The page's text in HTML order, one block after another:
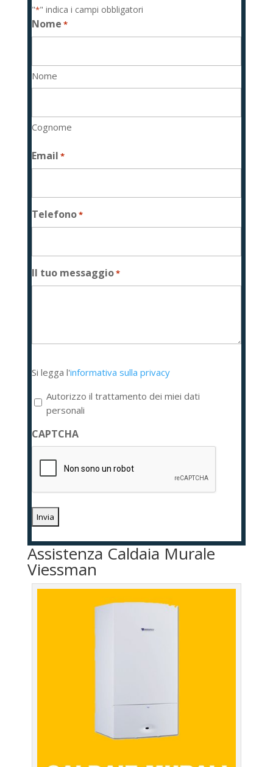
"*" indica i campi obbligatori
Nome *
Nome
Cognome
Email *
Telefono*
Il tuo messaggio*
legga
l'informativa
sulla
privacy
*
Si legga l'informativa sulla privacy
Autorizzo il trattamento dei miei dati
personali
CAPTCHA
Assistenza Caldaia Murale
Viessman